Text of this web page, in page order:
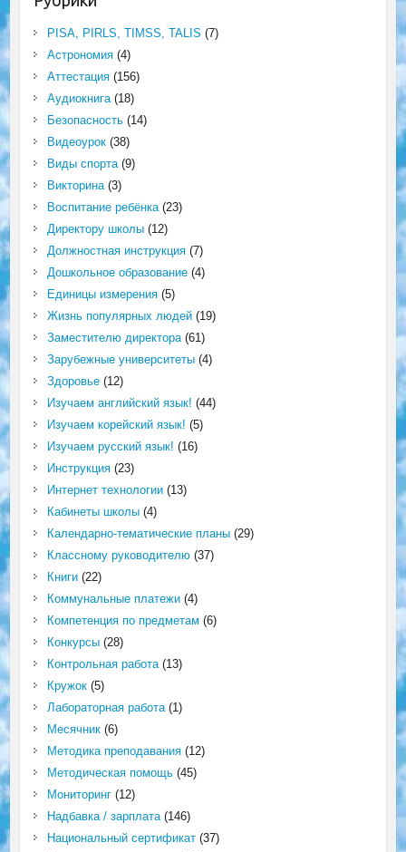
PISA, PIRLS, TIMSS, TALIS (7)
Астрономия(4)
Аттестация(156)
Аудиокнига(18)
Безопасность(14)
Видеоурок(38)
Виды спорта(9)
Викторина(3)
Воспитание ребёнка(23)
Директору школы(12)
Должностная инструкция(7)
Дошкольное образование(4)
Единицы измерения(5)
Жизнь популярных людей(19)
Заместителю директора(61)
Зарубежные университеты(4)
Здоровье(12)
Изучаем английский язык! (44)
Изучаем корейский язык! (5)
Изучаем русский язык! (16)
Инструкция(23)
Интернет технологии(13)
Кабинеты школы(4)
Календарно-тематические планы(29)
Классному руководителю(37)
Книги(22)
Коммунальные платежи(4)
Компетенция по предметам (6)
Конкурсы(28)
Контрольная работа(13)
Кружок(5)
Лабораторная работа(1)
Месячник(6)
Методика преподавания(12)
Методическая помощь(45)
Мониторинг(12)
Надбавка / зарплата(146)
Национальный сертификат(37)